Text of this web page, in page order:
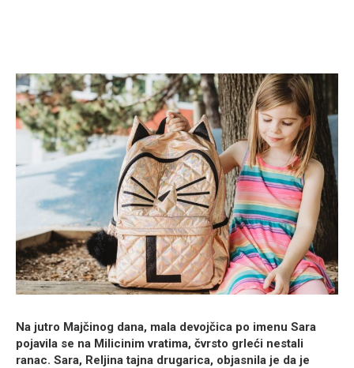
Na jutro Majčinog dana, mala devojčica po imenu Sara
pojavila se na Milicinim vratima, čvrsto grleći nestali
ranac. Sara, Reljina tajna drugarica, objasnila je da je